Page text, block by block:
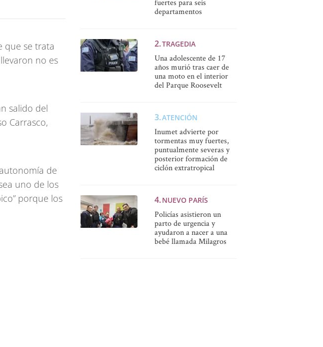
que se trata
no es
salido del
Carrasco,
de
uno de los
porque los
fuertes para seis
departamentos
TRAGEDIA
Una adolescente de 17
años murió tras caer de
una moto en el interior
del Parque Roosevelt
ATENCIÓN
Inumet advierte por
tormentas muy fuertes,
puntualmente severas y
posterior formación de
ciclón extratropical
NUEVO PARÍS
Policías asistieron un
parto de urgencia y
ayudaron a nacer a una
bebé llamada Milagros